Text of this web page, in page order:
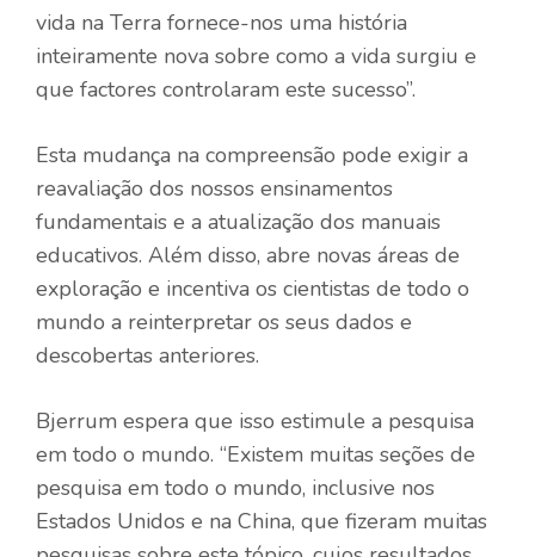
vida na Terra fornece-nos uma história
inteiramente nova sobre como a vida surgiu e
que factores controlaram este sucesso”.
Esta mudança na compreensão pode exigir a
reavaliação dos nossos ensinamentos
fundamentais e a atualização dos manuais
educativos. Além disso, abre novas áreas de
exploração e incentiva os cientistas de todo o
mundo a reinterpretar os seus dados e
descobertas anteriores.
Bjerrum espera que isso estimule a pesquisa
em todo o mundo. “Existem muitas seções de
pesquisa em todo o mundo, inclusive nos
Estados Unidos e na China, que fizeram muitas